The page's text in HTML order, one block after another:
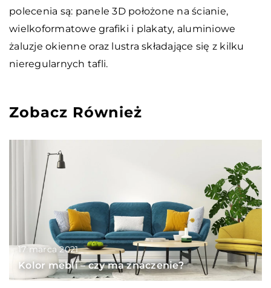
polecenia są: panele 3D położone na ścianie,
wielkoformatowe grafiki i plakaty, aluminiowe
żaluzje okienne oraz lustra składające się z kilku
nieregularnych tafli.
Zobacz Również
17 marca 2021
Kolor mebli – czy ma znaczenie?